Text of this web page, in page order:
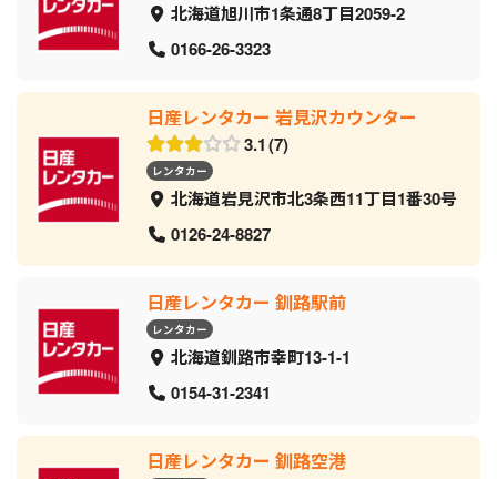
北海道旭川市1条通8丁目2059‐2
0166-26-3323
日産レンタカー 岩見沢カウンター
3.1 7
レンタカー
北海道岩見沢市北3条西11丁目1番30号
0126-24-8827
日産レンタカー 釧路駅前
レンタカー
北海道釧路市幸町13-1-1
0154-31-2341
日産レンタカー 釧路空港